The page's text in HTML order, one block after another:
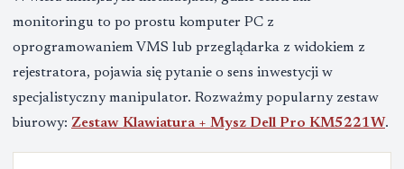
monitoringu to po prostu komputer PC z
oprogramowaniem VMS lub przeglądarka z widokiem z
rejestratora, pojawia się pytanie o sens inwestycji w
specjalistyczny manipulator. Rozważmy popularny zestaw
biurowy: Zestaw Klawiatura + Mysz Dell Pro KM5221W.